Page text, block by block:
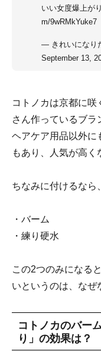
いい女度爆上が
m/9wRMkYuke7
— きれいになり
September 13,
コトノカは京都に咲
さん作っているブラ
ヘアケア用品以外に
もあり、人気が高く
ちなみに付けるなら
・バーム
・練り硬水
この2つのみになる
いというのは、なぜ
コトノカのバー
り」の効果は？